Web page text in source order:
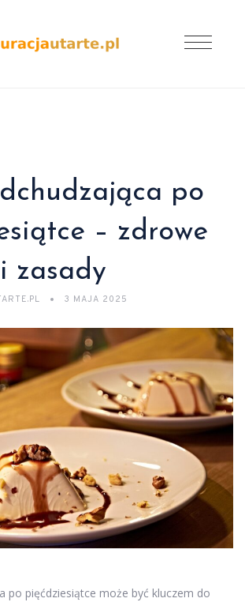
po
– zdrowe
zasady
3 MAJA 2025
po pięćdziesiątce może być kluczem do